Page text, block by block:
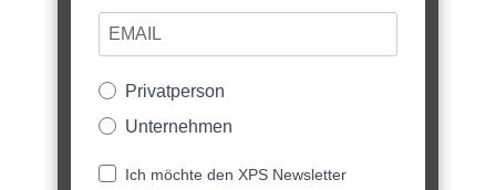
Privatperson
Unternehmen
Ich möchte den XPS Newsletter